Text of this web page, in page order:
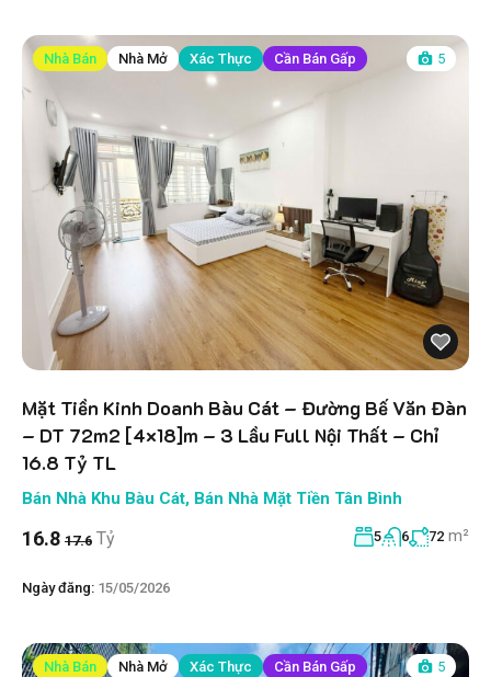
Nhà Bán Nhà Mở Xác Thực Cần Bán Gấp 5
Mặt Tiền Kinh Doanh Bàu Cát – Đường Bế Văn Đàn
– DT 72m2 [4×18]m – 3 Lầu Full Nội Thất – Chỉ
16.8 Tỷ TL
Bán Nhà Khu Bàu Cát, Bán Nhà Mặt Tiền Tân Bình
16.8 17.6 Tỷ 5 6 72 m²
Ngày đăng: 15/05/2026
Nhà Bán Nhà Mở Xác Thực Cần Bán Gấp 5